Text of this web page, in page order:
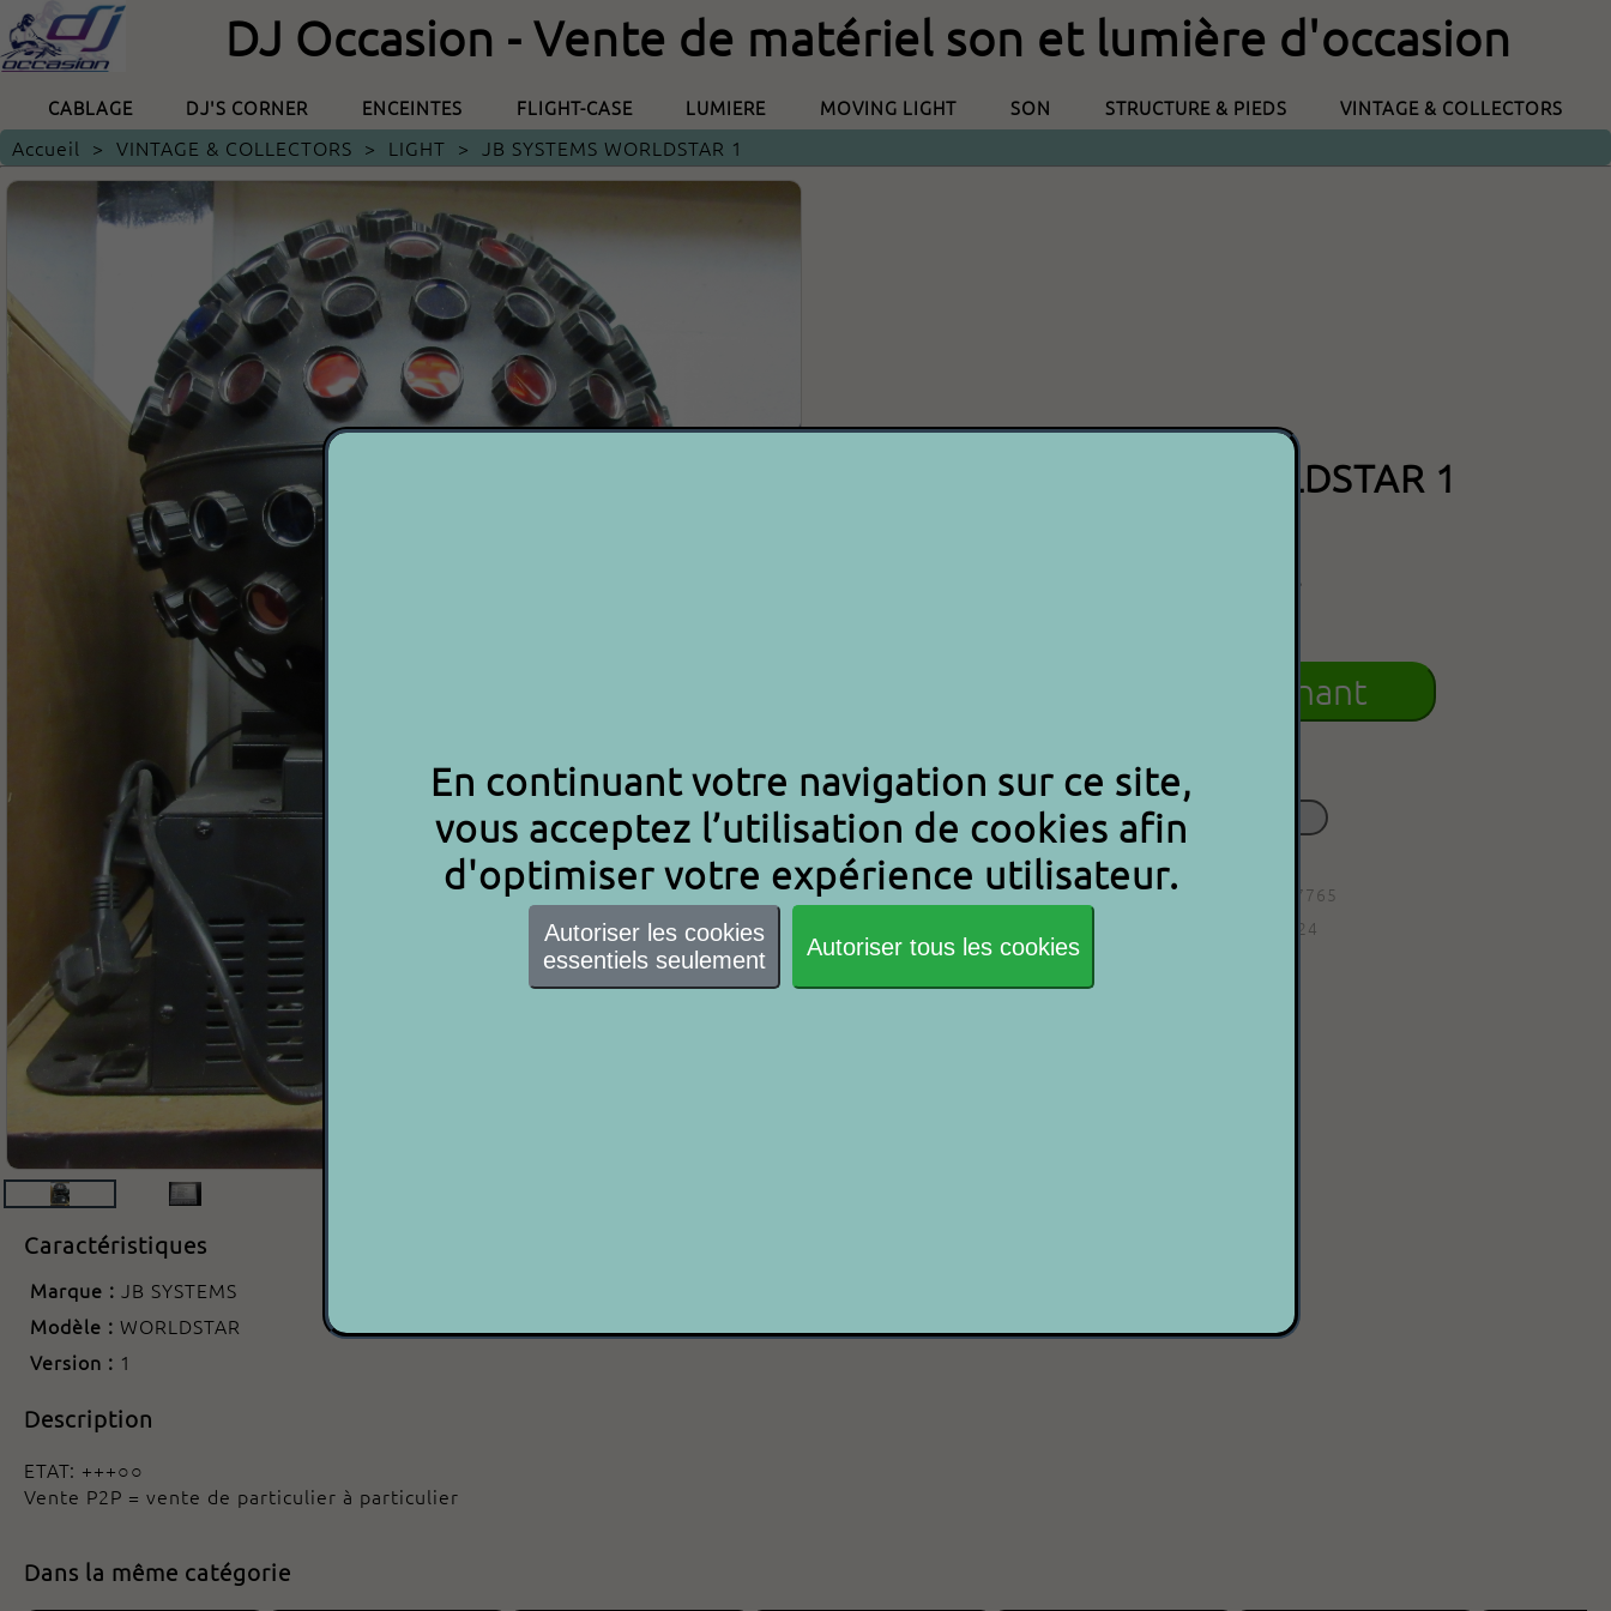
DJ Occasion - Vente de matériel son et lumière d'occasion
CABLAGE DJ'S CORNER ENCEINTES FLIGHT-CASE LUMIERE MOVING LIGHT SON STRUCTURE & PIEDS VINTAGE & COLLECTORS
Accueil > VINTAGE & COLLECTORS > LIGHT > JB SYSTEMS WORLDSTAR 1
JB SYSTEMS WORLDSTAR 1
190.00€
Acheter maintenant
Besoin d'aide ?
Contactez-nous
Code article : 9000000007765
Date d'ajout : 18/03/2024
Description
ETAT: +++○○
Vente P2P = vente de particulier à particulier
Caractéristiques
Marque : JB SYSTEMS
Modèle : WORLDSTAR
Version : 1
Dans la même catégorie
En continuant votre navigation sur ce site,
vous acceptez l’utilisation de cookies afin
d'optimiser votre expérience utilisateur.
Autoriser les cookies
essentiels seulement
Autoriser tous les cookies